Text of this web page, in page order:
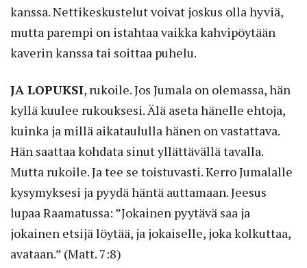
kanssa. Nettikeskustelut voivat joskus olla hyviä,
mutta parempi on istahtaa vaikka kahvipöytään
kaverin kanssa tai soittaa puhelu.
JA LOPUKSI, rukoile. Jos Jumala on olemassa, hän
kyllä kuulee rukouksesi. Älä aseta hänelle ehtoja,
kuinka ja millä aikataululla hänen on vastattava.
Hän saattaa kohdata sinut yllättävällä tavalla.
Mutta rukoile. Ja tee se toistuvasti. Kerro Jumalalle
kysymyksesi ja pyydä häntä auttamaan. Jeesus
lupaa Raamatussa: ”Jokainen pyytävä saa ja
jokainen etsijä löytää, ja jokaiselle, joka kolkuttaa,
avataan.” (Matt. 7:8)